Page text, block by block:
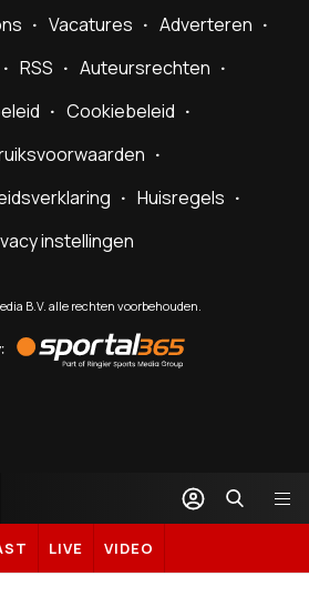
Vacatures
Adverteren
RSS
Auteursrechten
Cookiebeleid
Huisregels
instellingen
B.V. alle rechten voorbehouden.
by
Sportal365
LIVE VIDEO